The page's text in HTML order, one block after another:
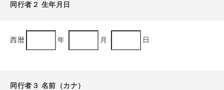
同行者２ 生年月日
西暦 年 月 日
同行者３ 名前（カナ）